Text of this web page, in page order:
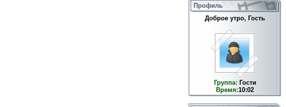
Профиль
Доброе утро, Гость
Группа: Гости
Время:10:02